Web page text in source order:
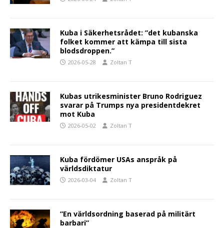
Kuba i Säkerhetsrådet: ”det kubanska
folket kommer att kämpa till sista
blodsdroppen.”
2026-05-28 Zoltan T
Kubas utrikesminister Bruno Rodriguez
svarar på Trumps nya presidentdekret
mot Kuba
2026-05-02 Zoltan T
Kuba fördömer USAs anspråk på
världsdiktatur
2026-03-04 Zoltan T
”En världsordning baserad på militärt
barbari”